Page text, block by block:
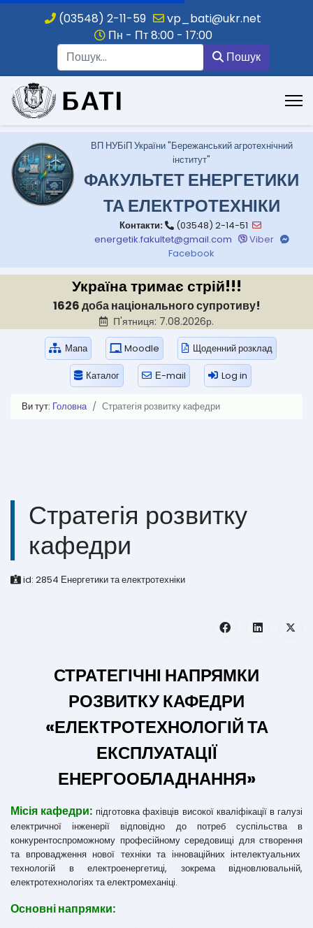
(03548) 2-11-59
vp_bati@ukr.net
Пн - Пт 8:00 - 17:00
Пошук
.
ВП НУБіП України "Бережанський агротехнічний
інститут"
ФАКУЛЬТЕТ ЕНЕРГЕТИКИ
ТА ЕЛЕКТРОТЕХНІКИ
Контакти:
(03548) 2-14-51
energetik.fakultet@gmail.com
Viber
Facebook
Україна тримає стрій!!!
1626 доба національного супротиву!
П'ятниця: 7.08.2026р.
Мапа Moodle Щоденний розклад
Каталог Е-mail Log in
Ви тут: Головна Стратегія розвитку кафедри
Стратегія розвитку
кафедри
id: 2854 Енергетики та електротехніки
СТРАТЕГІЧНІ НАПРЯМКИ
РОЗВИТКУ КАФЕДРИ
«ЕЛЕКТРОТЕХНОЛОГІЙ ТА
ЕКСПЛУАТАЦІЇ
ЕНЕРГООБЛАДНАННЯ»
Місія кафедри: підготовка фахівців високої кваліфікації в галузі
електричної інженерії відповідно до потреб суспільства в
конкурентоспроможному професійному середовищі для створення
та впровадження нової техніки та інноваційних інтелектуальних
технологій в електроенергетиці, зокрема відновлювальній,
електротехнологіях та електромеханіці.
Основні напрямки: